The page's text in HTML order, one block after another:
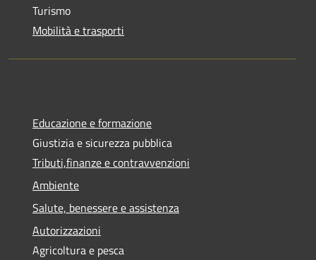
Turismo
Mobilità e trasporti
Educazione e formazione
Giustizia e sicurezza pubblica
Tributi,finanze e contravvenzioni
Ambiente
Salute, benessere e assistenza
Autorizzazioni
Agricoltura e pesca